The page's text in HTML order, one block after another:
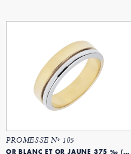
PROMESSE Nº 105
OR BLANC ET OR JAUNE 375 ‰ (9 CARATS)